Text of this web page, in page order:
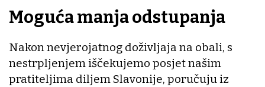
Moguća manja odstupanja
Nakon nevjerojatnog doživljaja na obali, s
nestrpljenjem iščekujemo posjet našim
pratiteljima diljem Slavonije, poručuju iz